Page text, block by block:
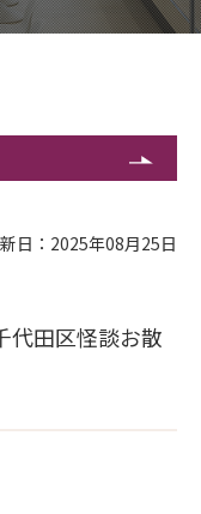
日：2025年08月25日
代田区怪談お散